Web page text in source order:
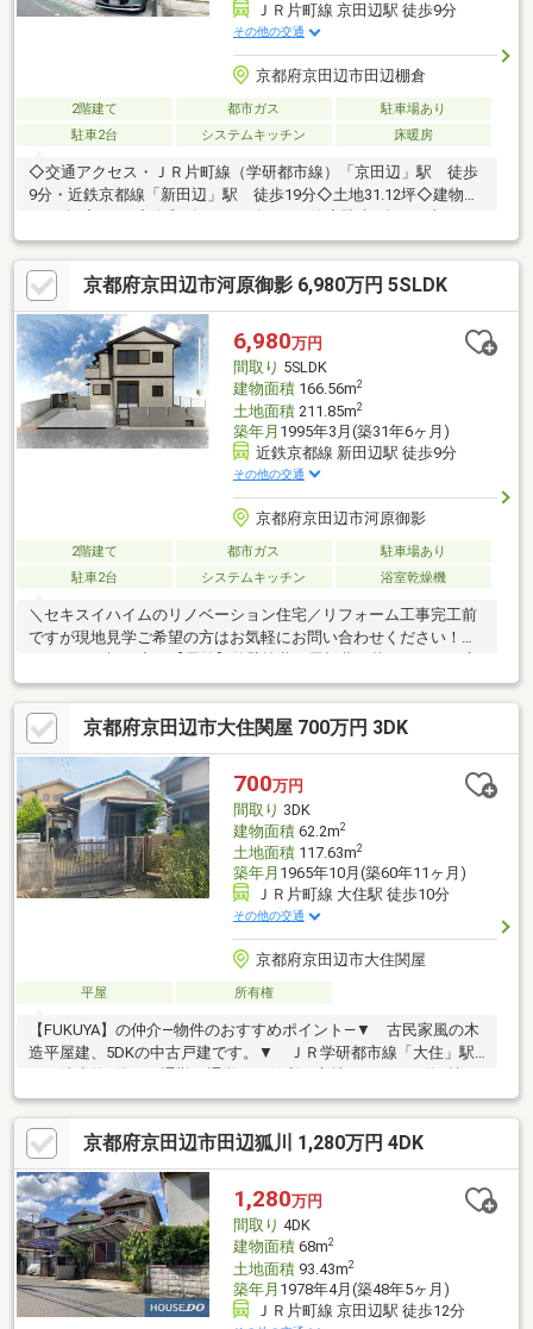
ＪＲ片町線 京田辺駅 徒歩9分
その他の交通
京都府京田辺市田辺棚倉
2階建て 都市ガス
駐車場あり
駐車2台
システムキッチン 床暖房
◇交通アクセス・ＪＲ片町線（学研都市線）「京田辺」駅 徒歩
9分・近鉄京都線「新田辺」駅 徒歩19分◇土地31.12坪◇建物
よる）◇間口約7.7ｍ◇前面道路幅員約6.9ｍ（公道）◇室内丁寧
にお使いです◇LDK約20.7帖◇床暖房（LD）あり◇浴室乾燥機◇
ミストサウナ◇トイレ2か所◇全居室に収納有
京都府京田辺市河原御影 6,980万円 5SLDK
6,980万円
間取り 5SLDK
建物面積166.56m2
土地面積211.85m2
築年月 1995年3月(築31年6ヶ月)
近鉄京都線 新田辺駅 徒歩9分
その他の交通
京都府京田辺市河原御影
2階建て 都市ガス
駐車場あり
駐車2台
システムキッチン 浴室乾燥機
＼セキスイハイムのリノベーション住宅／リフォーム工事完工前
ですが現地見学ご希望の方はお気軽にお問い合わせください！◇
換、門灯交換、2Fテラス屋根撤去、カーポート撤去、戸車(雨戸・
網戸)交換、土間洗浄【屋内】キッチン交換、全居室クロス張替、
フローリング上張(LDK・全洋室)、CF張替(洗面・トイレ)、LDKエ
アコン1台交換、LDK内窓設置、ユニットバス交換、トイレ本体・
換気扇交換、洗面台交換、インターフォン交換、玄関扉・勝手口
扉交換、火災警報器設置交換、分電盤交換、他※詳細は担当者ま
でお問い合わせください。
京都府京田辺市大住関屋 700万円 3DK
700万円
間取り 3DK
建物面積62.2m2
土地面積117.63m2
築年月 1965年10月(築60年11ヶ月)
ＪＲ片町線 大住駅 徒歩10分
その他の交通
京都府京田辺市大住関屋
平屋 所有権
【FUKUYA】の仲介―物件のおすすめポイント―▼ 古民家風の木
造平屋建、5DKの中古戸建です。▼ ＪＲ学研都市線「大住」駅
洋室が魅力で、隣の和室と続き間としてもお使いいただけます。
▼ 収納スペースも充実しています。▼ 喧騒から離れた閑静な
住宅地です。▼ 現在空き家のため、中もゆっくりご見学いただ
けます。※再建築不可です。
京都府京田辺市田辺狐川 1,280万円 4DK
1,280万円
間取り 4DK
建物面積68m2
土地面積93.43m2
築年月 1978年4月(築48年5ヶ月)
ＪＲ片町線 京田辺駅 徒歩12分